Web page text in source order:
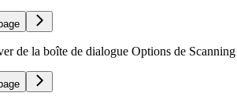
de la boîte de dialogue Options de